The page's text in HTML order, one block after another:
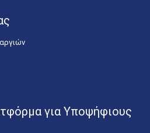
για Υποψήφιους